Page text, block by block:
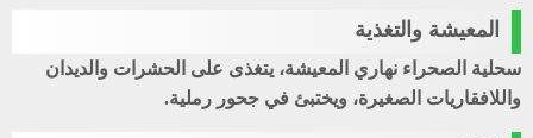
المعيشة والتغذية
سحلية الصحراء نهاري المعيشة، يتغذى على الحشرات والديدان
واللافقاريات الصغيرة، ويختبئ في جحور رملية.